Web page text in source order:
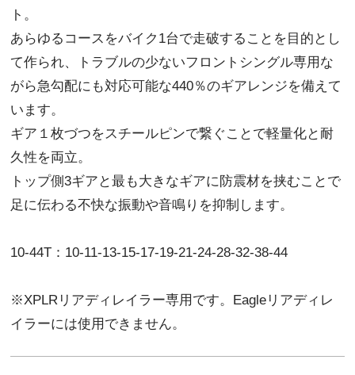
ト。
あらゆるコースをバイク1台で走破することを目的とし
て作られ、トラブルの少ないフロントシングル専用な
がら急勾配にも対応可能な440％のギアレンジを備えて
います。
ギア１枚づつをスチールピンで繋ぐことで軽量化と耐
久性を両立。
トップ側3ギアと最も大きなギアに防震材を挟むことで
足に伝わる不快な振動や音鳴りを抑制します。
10-44T：10-11-13-15-17-19-21-24-28-32-38-44
※XPLRリアディレイラー専用です。Eagleリアディレ
イラーには使用できません。